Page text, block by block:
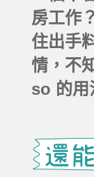
房工作
住出手
情，不
so 的用